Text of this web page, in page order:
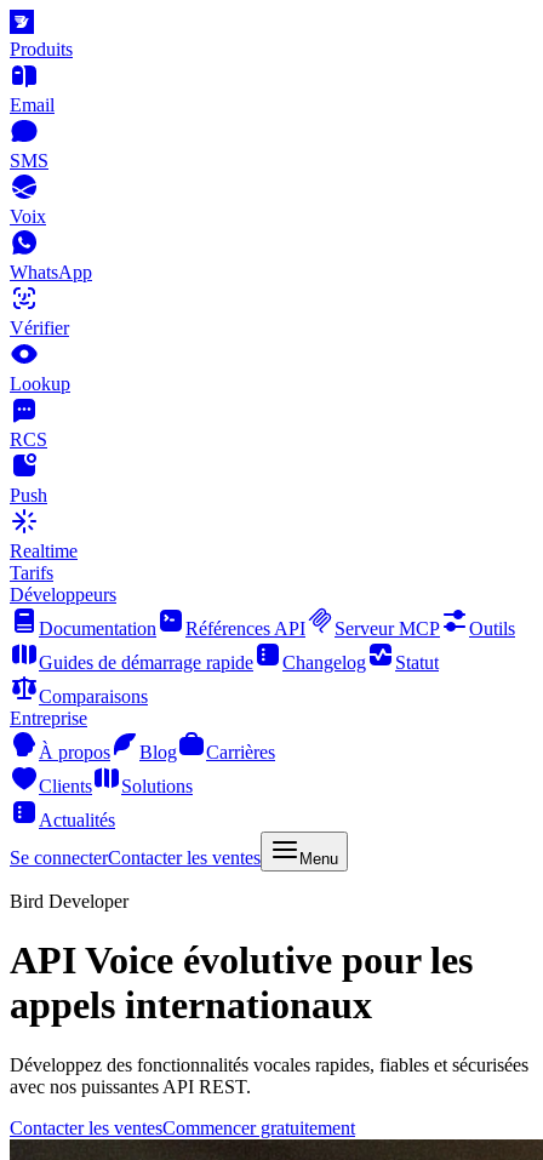
Produits
Email
SMS
Voix
WhatsApp
Vérifier
Lookup
RCS
Push
Realtime
Tarifs
Développeurs
Documentation
Références API Serveur MCP
Outils
Guides de démarrage rapide
Changelog
Statut
Comparaisons
Entreprise
À propos
Blog
Carrières
Clients
Solutions
Actualités
Se connecterContacter les ventes Menu
Bird Developer
API Voice évolutive pour les
appels internationaux
Développez des fonctionnalités vocales rapides, fiables et sécurisées
avec nos puissantes API REST.
Contacter les ventesCommencer gratuitement